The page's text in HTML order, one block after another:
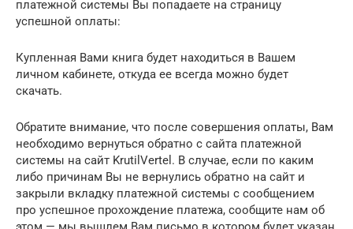
платежной системы Вы попадаете на страницу
успешной оплаты:
Купленная Вами книга будет находиться в Вашем
личном кабинете, откуда ее всегда можно будет
скачать.
Обратите внимание, что после совершения оплаты, Вам
необходимо вернуться обратно с сайта платежной
системы на сайт KrutilVertel. В случае, если по каким
либо причинам Вы не вернулись обратно на сайт и
закрыли вкладку платежной системы с сообщением
про успешное прохождение платежа, сообщите нам об